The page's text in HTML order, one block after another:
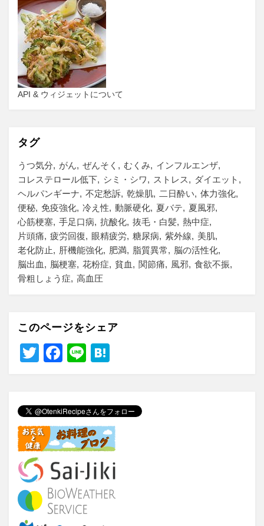
API & ウィジェットについて
タグ
うつ気分 がん ぜんそく むくみ
インフルエンザ
コレステロール低下
シミ・シワ ストレス
ダイエット
ヘルパンギーナ
不定愁訴 乾燥肌 二日酔い
体力強化
便秘 免疫強化 冷え性 動脈硬化 夏バテ
夏風邪
心筋梗塞 手足口病 抗酸化 抜毛・白髪 熱中症
片頭痛
疲労回復 眼精疲労 糖尿病 紫外線
美肌
老化防止
肝機能強化 肥満 脂質異常
脳の活性化
脳出血
脳梗塞 花粉症 貧血 関節痛 風邪 食欲不振
骨粗しょう症
高血圧
このページをシェア
T
er
F
e
b
o
o
k
Li
n
a